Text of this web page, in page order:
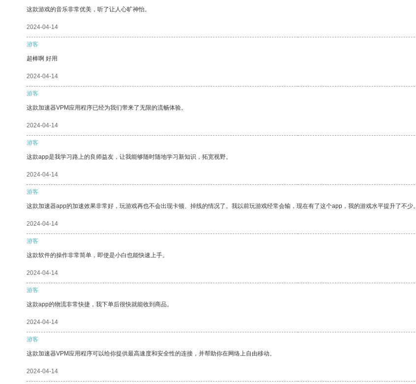
这款游戏的音乐非常优美，听了让人心旷神怡。
2024-04-14
游客
超棒啊 好用
2024-04-14
游客
这款加速器VPM应用程序已经为我们带来了无限的流畅体验。
2024-04-14
游客
这款app是我学习路上的良师益友，让我能够随时随地学习新知识，拓宽视野。
2024-04-14
游客
这款加速器app的加速效果非常好，玩游戏再也不会出现卡顿、掉线的情况了。我以前玩游戏经常会输，现在有了这个app，我的游戏水平提升了不少。
2024-04-14
游客
这款软件的操作非常简单，即使是小白也能快速上手。
2024-04-14
游客
这款app的物流非常快捷，我下单后很快就能收到商品。
2024-04-14
游客
这款加速器VPM应用程序可以给你提供最高速度和安全性的连接，并帮助你在网络上自由移动。
2024-04-14